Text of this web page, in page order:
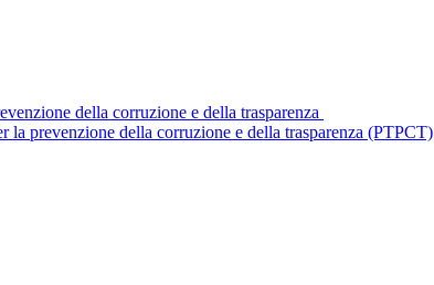
della corruzione e della trasparenza
la prevenzione della corruzione e della trasparenza (PTPCT)